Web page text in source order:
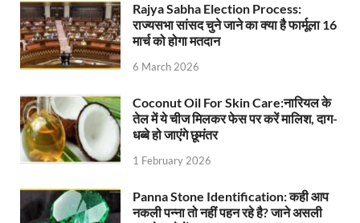
Ayushman Yojana: मुख्यमंत्री ने 142 नवनियुक्त
Mutul Fund SIP: सिर्फ 2000 महीने जमा करके कैसे बन
Vande Matram In Parilament: वंदे मातरम पर संसद में
Manas Khand Mala Yojana: मुख्यमंत्री धामी ने किया
Bastar Mobile Network: बस्तर के कोंडापल्ली में पहली
Skill Development & Polytechnic Courses:
Rajya Sabha Election Process:
राज्यसभा सांसद चुने जाने का क्या है फार्मूला 16
मार्च को होगा मतदान
6 March 2026
Coconut Oil For Skin Care:नारियल के
तेल में ये चीज मिलकर फेस पर करें मालिश, दाग-
धब्बे हो जाएंगे छूमंतर
1 February 2026
Panna Stone Identification: कही आप
नकली पन्ना तो नहीं पहन रहे है? जाने असली